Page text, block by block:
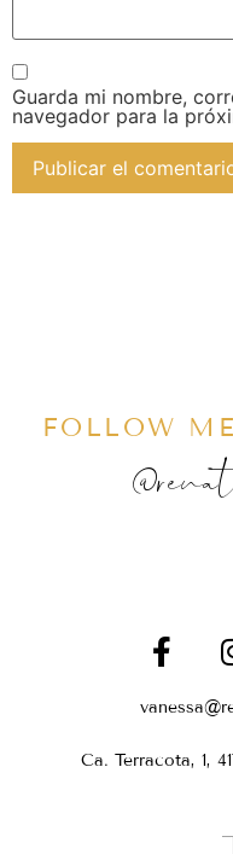
Guarda mi nombre,
navegador para la
FOLLOW
Ca. Terracota, 1,